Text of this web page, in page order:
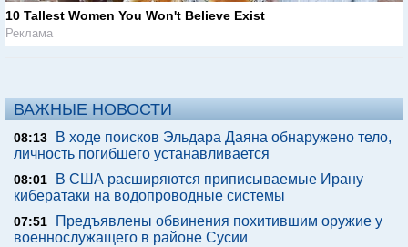
10 Tallest Women You Won't Believe Exist
Реклама
ВАЖНЫЕ НОВОСТИ
08:13
В ходе поисков Эльдара Даяна обнаружено тело,
личность погибшего устанавливается
08:01
В США расширяются приписываемые Ирану
кибератаки на водопроводные системы
07:51
Предъявлены обвинения похитившим оружие у
военнослужащего в районе Сусии